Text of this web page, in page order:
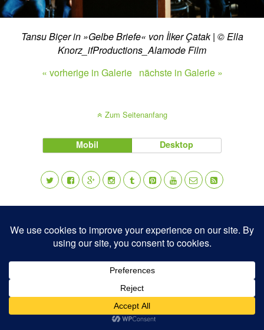
Tansu Biçer in »Gelbe Briefe« von İlker Çatak | © Ella
Knorz_ifProductions_Alamode Film
« vorherige in Galerie nächste in Galerie »
Zum Seitenanfang
Mobil Desktop